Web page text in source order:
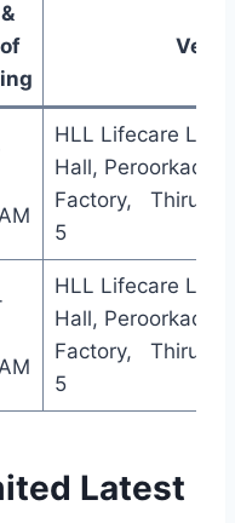
HLL Lifecare
Hall, Peroorkada
Factory,
5
HLL Lifecare
Hall, Peroorkada
Factory,
5
Latest